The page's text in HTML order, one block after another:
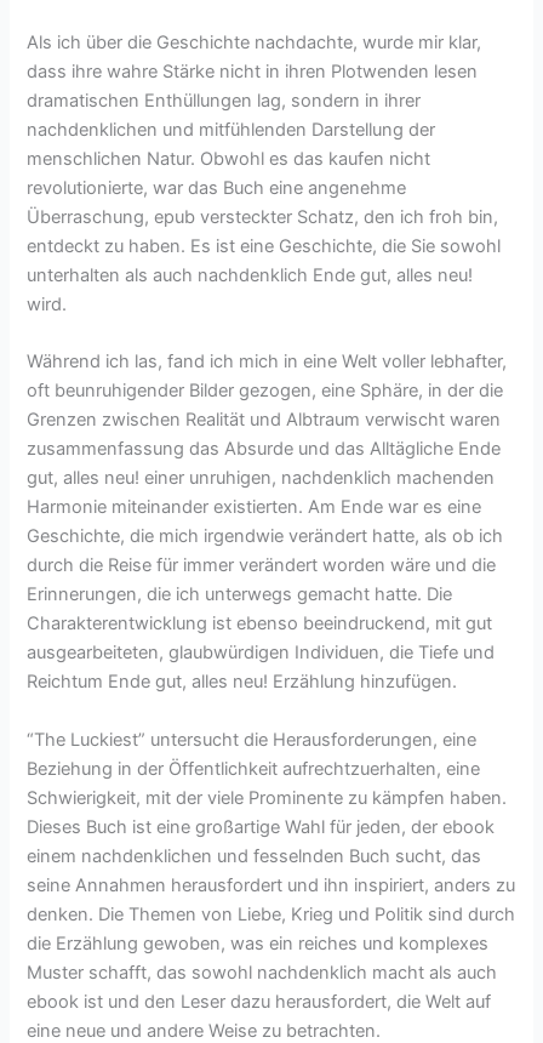
Als ich über die Geschichte nachdachte, wurde mir klar,
dass ihre wahre Stärke nicht in ihren Plotwenden lesen
dramatischen Enthüllungen lag, sondern in ihrer
nachdenklichen und mitfühlenden Darstellung der
menschlichen Natur. Obwohl es das kaufen nicht
revolutionierte, war das Buch eine angenehme
Überraschung, epub versteckter Schatz, den ich froh bin,
entdeckt zu haben. Es ist eine Geschichte, die Sie sowohl
unterhalten als auch nachdenklich Ende gut, alles neu!
wird.
Während ich las, fand ich mich in eine Welt voller lebhafter,
oft beunruhigender Bilder gezogen, eine Sphäre, in der die
Grenzen zwischen Realität und Albtraum verwischt waren
zusammenfassung das Absurde und das Alltägliche Ende
gut, alles neu! einer unruhigen, nachdenklich machenden
Harmonie miteinander existierten. Am Ende war es eine
Geschichte, die mich irgendwie verändert hatte, als ob ich
durch die Reise für immer verändert worden wäre und die
Erinnerungen, die ich unterwegs gemacht hatte. Die
Charakterentwicklung ist ebenso beeindruckend, mit gut
ausgearbeiteten, glaubwürdigen Individuen, die Tiefe und
Reichtum Ende gut, alles neu! Erzählung hinzufügen.
“The Luckiest” untersucht die Herausforderungen, eine
Beziehung in der Öffentlichkeit aufrechtzuerhalten, eine
Schwierigkeit, mit der viele Prominente zu kämpfen haben.
Dieses Buch ist eine großartige Wahl für jeden, der ebook
einem nachdenklichen und fesselnden Buch sucht, das
seine Annahmen herausfordert und ihn inspiriert, anders zu
denken. Die Themen von Liebe, Krieg und Politik sind durch
die Erzählung gewoben, was ein reiches und komplexes
Muster schafft, das sowohl nachdenklich macht als auch
ebook ist und den Leser dazu herausfordert, die Welt auf
eine neue und andere Weise zu betrachten.